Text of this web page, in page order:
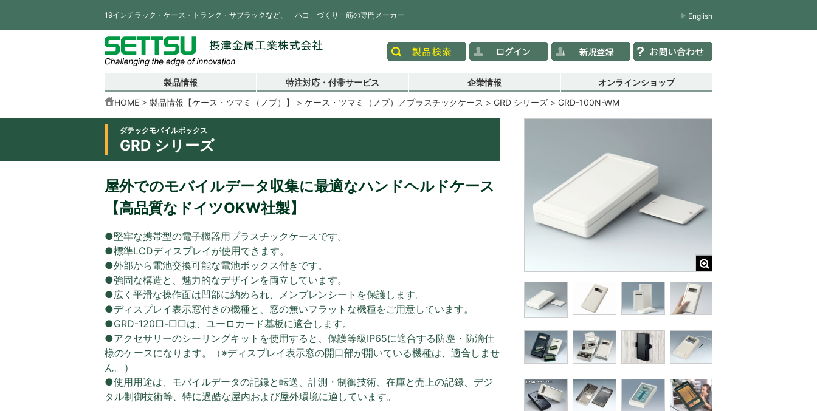
19インチラック・ケース・トランク・サブラックなど、「ハコ」づくり一筋の専門メーカー English
製品情報 特注対応・付帯サービス 企業情報 オンラインショップ
HOME 製品情報【ケース・ツマミ（ノブ）】 ケース・ツマミ（ノブ）／プラスチックケース GRD シリーズ GRD-100N-WM
ダテックモバイルボックス
GRD シリーズ
屋外でのモバイルデータ収集に最適なハンドヘルドケース
【高品質なドイツOKW社製】
●堅牢な携帯型の電子機器用プラスチックケースです。
●標準LCDディスプレイが使用できます。
●外部から電池交換可能な電池ボックス付きです。
●強固な構造と、魅力的なデザインを両立しています。
●広く平滑な操作面は凹部に納められ、メンブレンシートを保護します。
●ディスプレイ表示窓付きの機種と、窓の無いフラットな機種をご用意しています。
●GRD-120□-□□は、ユーロカード基板に適合します。
●アクセサリーのシーリングキットを使用すると、保護等級IP65に適合する防塵・防滴仕
様のケースになります。（※ディスプレイ表示窓の開口部が開いている機種は、適合しませ
ん。）
●使用用途は、モバイルデータの記録と転送、計測・制御技術、在庫と売上の記録、デジ
タル制御技術等、特に過酷な屋内および屋外環境に適しています。